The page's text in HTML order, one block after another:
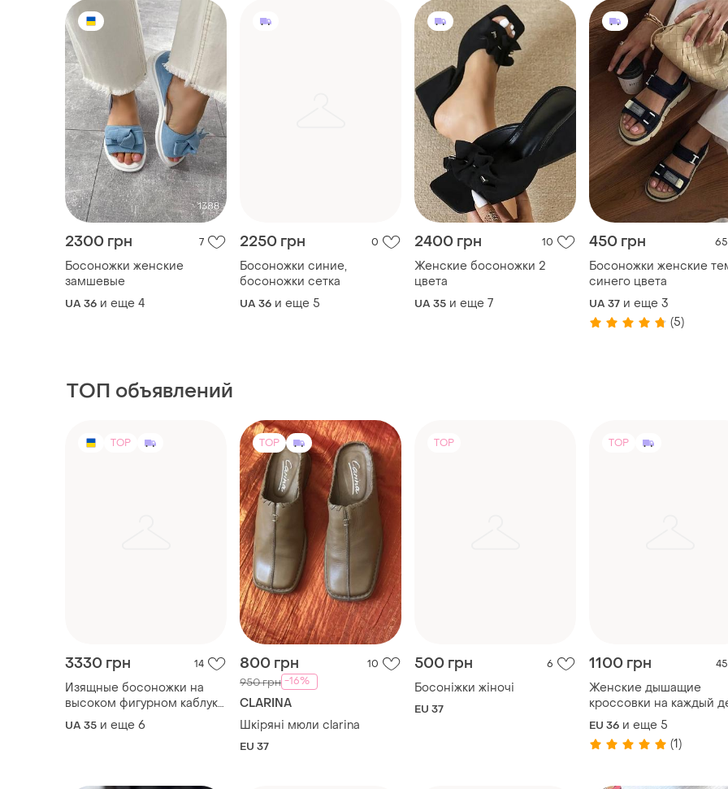
2300 грн 7
Босоножки женские
замшевые
UA 36 и еще 4
2250 грн 0
Босоножки синие,
босоножки сетка
UA 36 и еще 5
2400 грн 10
Женские босоножки 2
цвета
UA 35 и еще 7
450 грн 65
Босоножки женские
синего цвета
UA 37 и еще 3
(5)
ТОП объявлений
TOP
3330 грн 14
Изящные босоножки на
высоком фигурном каблуке
с большим бантом
UA 35 и еще 6
TOP
800 грн 10
950 грн -16%
CLARINA
Шкіряні мюли clarina
EU 37
TOP
500 грн 6
Босоніжки жіночі
EU 37
TOP
1100 грн 45
Женские дышащие
кроссовки на каждый
и под любой образ.
EU 36 и еще 5
(1)